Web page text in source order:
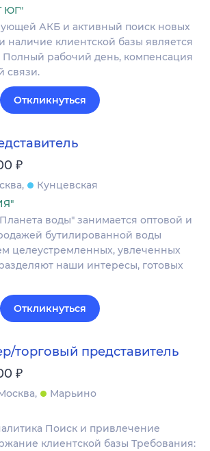
ЮГ"
АКБ и активный поиск новых
наличие клиентской базы является
рабочий день, компенсация
связи.
Откликнуться
₽
Кунцевская
воды" занимается оптовой и
бутилированной воды
целеустремленных, увлеченных
наши интересы, готовых
Откликнуться
торговый представитель
₽
Марьино
Поиск и привлечение
клиентской базы Требования: